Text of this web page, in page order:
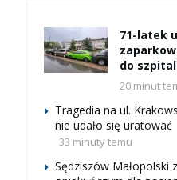
71-latek
do
20 minut
Tragedia na ul.
nie udało się uratować
33 minuty temu
Sędziszów Małopolski